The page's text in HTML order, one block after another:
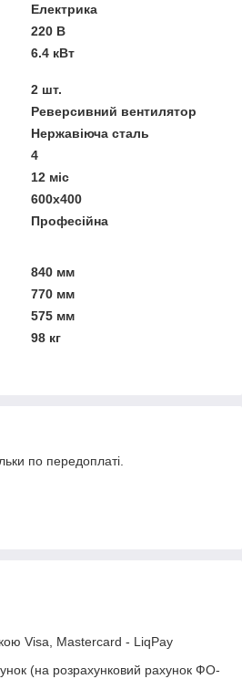
Електрика
220 В
6.4 кВт
2 шт.
Реверсивний вентилятор
Нержавіюча сталь
4
12 міс
600x400
Професійна
840 мм
770 мм
575 мм
98 кг
по передоплаті.
Visa, Mastercard - LiqPay
(на розрахунковий рахунок ФО-